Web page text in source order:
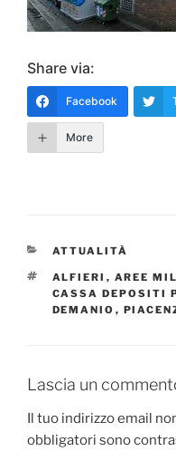
Share via:
Facebook
More
CATEGORIE
ATTUALITÀ
TAG
ALFIERI , AREE
CASSA DEPOSITI
DEMANIO ,
Lascia un
Il tuo indirizzo email
obbligatori sono